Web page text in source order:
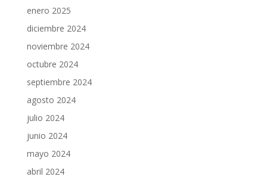
enero 2025
diciembre 2024
noviembre 2024
octubre 2024
septiembre 2024
agosto 2024
julio 2024
junio 2024
mayo 2024
abril 2024